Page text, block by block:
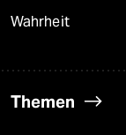
Wahrheit
Themen